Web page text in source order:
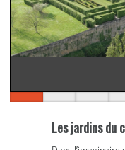
Les jardins du